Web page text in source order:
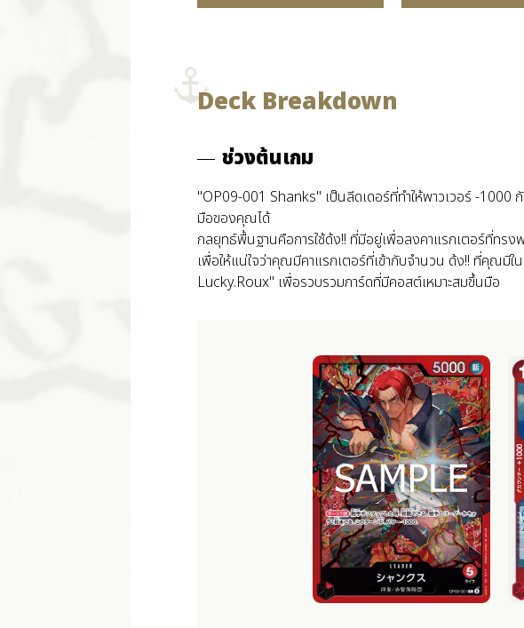
Deck Breakdown
ช่วงต้นเกม
"OP09-001 Shanks" เป็นลีดเดอร์ที่ทำให้พาวเวอร์ -1000
มือของคุณได้
กลยุทธ์พื้นฐานคือการใช้ด้ง!! ที่มีอยู่เพื่อลงคาแรกเตอร์ที่ทร
เพื่อให้แน่ใจว่าคุณมีคาแรกเตอร์ที่เข้ากับจำนวน ด้ง!! ที่คุณมี
Lucky.Roux" เพื่อรวบรวมการ์ดที่มีคอสต์เหมาะสมขึ้นมือ